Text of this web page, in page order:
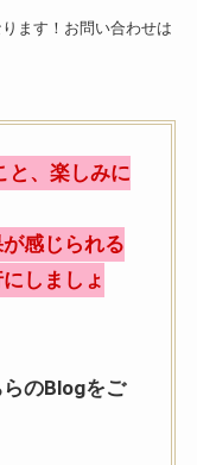
ます！お問い合わせは
と、楽しみに
感じられる
しましょ
のBlogをご